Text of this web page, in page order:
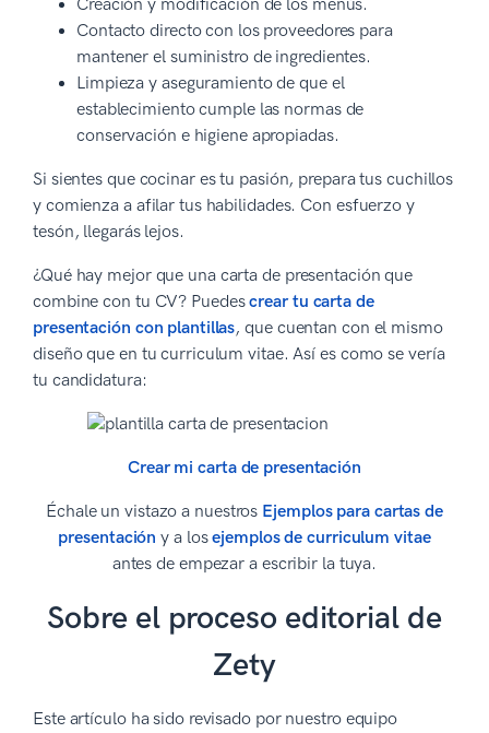
Creación y modificación de los menús.
Contacto directo con los proveedores para
mantener el suministro de ingredientes.
Limpieza y aseguramiento de que el
establecimiento cumple las normas de
conservación e higiene apropiadas.
Si sientes que cocinar es tu pasión, prepara tus cuchillos
y comienza a afilar tus habilidades. Con esfuerzo y
tesón, llegarás lejos.
¿Qué hay mejor que una carta de presentación que
combine con tu CV? Puedescrear tu carta de
presentación con plantillas, que cuentan con el mismo
diseño que en tu curriculum vitae. Así es como se vería
tu candidatura:
Crear mi carta de presentación
Échale un vistazo a nuestros Ejemplos para cartas de
presentación y a losejemplos de curriculum vitae
antes de empezar a escribir la tuya.
Sobre el proceso editorial de
Zety
Este artículo ha sido revisado por nuestro equipo